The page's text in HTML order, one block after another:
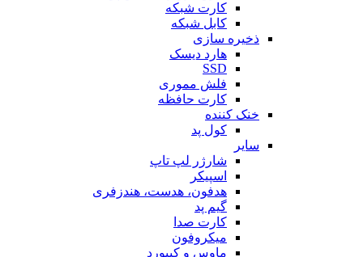
کارت شبکه
کابل شبکه
ذخیره سازی
هارد دیسک
SSD
فلش مموری
کارت حافظه
خنک کننده
کول پد
سایر
شارژر لپ تاپ
اسپیکر
هدفون، هدست، هندزفری
گیم پد
کارت صدا
میکروفون
ماوس و کیبورد